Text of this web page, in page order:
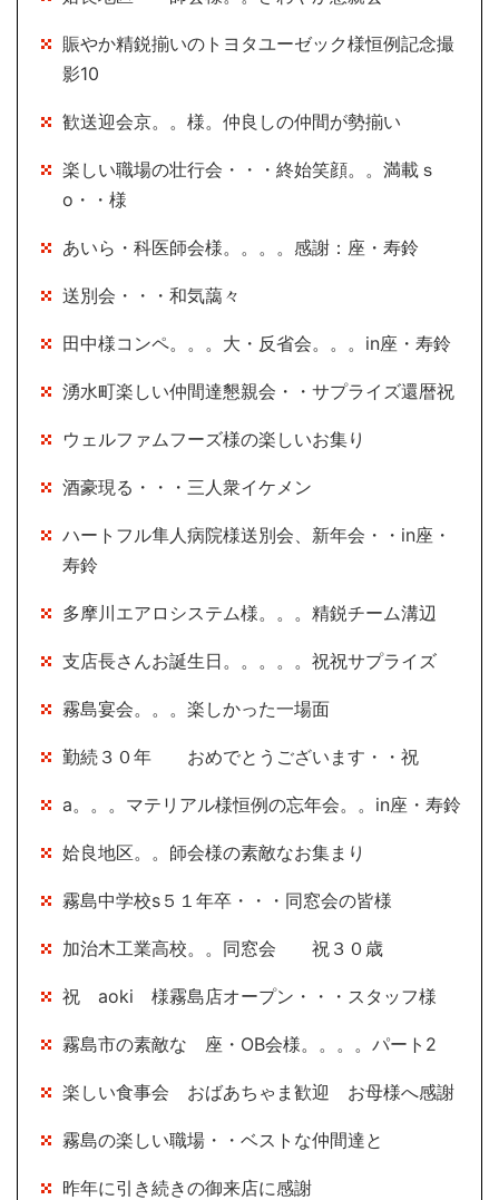
賑やか精鋭揃いのトヨタユーゼック様恒例記念撮
影10
歓送迎会京。。様。仲良しの仲間が勢揃い
楽しい職場の壮行会・・・終始笑顔。。満載ｓ
o・・様
あいら・科医師会様。。。。感謝：座・寿鈴
送別会・・・和気藹々
田中様コンペ。。。大・反省会。。。in座・寿鈴
湧水町楽しい仲間達懇親会・・サプライズ還暦祝
ウェルファムフーズ様の楽しいお集り
酒豪現る・・・三人衆イケメン
ハートフル隼人病院様送別会、新年会・・in座・
寿鈴
多摩川エアロシステム様。。。精鋭チーム溝辺
支店長さんお誕生日。。。。。祝祝サプライズ
霧島宴会。。。楽しかった一場面
勤続３０年 おめでとうございます・・祝
a。。。マテリアル様恒例の忘年会。。in座・寿鈴
姶良地区。。師会様の素敵なお集まり
霧島中学校s５１年卒・・・同窓会の皆様
加治木工業高校。。同窓会 祝３０歳
祝 aoki 様霧島店オープン・・・スタッフ様
霧島市の素敵な 座・OB会様。。。。パート2
楽しい食事会 おばあちゃま歓迎 お母様へ感謝
霧島の楽しい職場・・ベストな仲間達と
昨年に引き続きの御来店に感謝